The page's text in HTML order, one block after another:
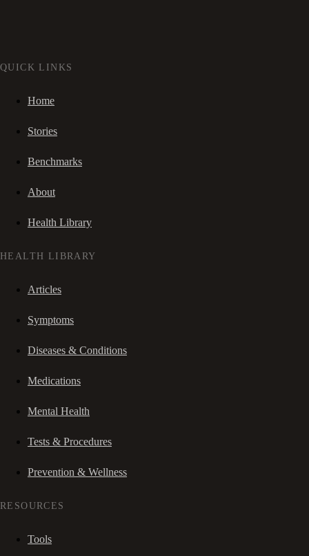
QUICK LINKS
Home
Stories
Benchmarks
About
Health Library
HEALTH LIBRARY
Articles
Symptoms
Diseases & Conditions
Medications
Mental Health
Tests & Procedures
Prevention & Wellness
RESOURCES
Tools